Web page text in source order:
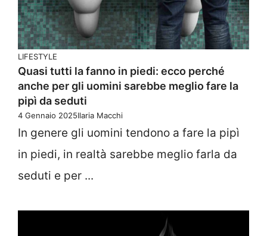
LIFESTYLE
Quasi tutti la fanno in piedi: ecco perché
anche per gli uomini sarebbe meglio fare la
pipì da seduti
4 Gennaio 2025Ilaria Macchi
In genere gli uomini tendono a fare la pipì
in piedi, in realtà sarebbe meglio farla da
seduti e per ...